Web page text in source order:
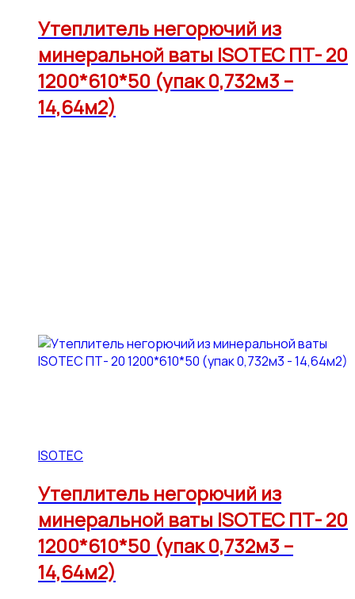
Утеплитель негорючий из
минеральной ваты ISOTEC ПТ- 20
1200*610*50 (упак 0,732м3 –
14,64м2)
ISOTEC
Утеплитель негорючий из
минеральной ваты ISOTEC ПТ- 20
1200*610*50 (упак 0,732м3 –
14,64м2)